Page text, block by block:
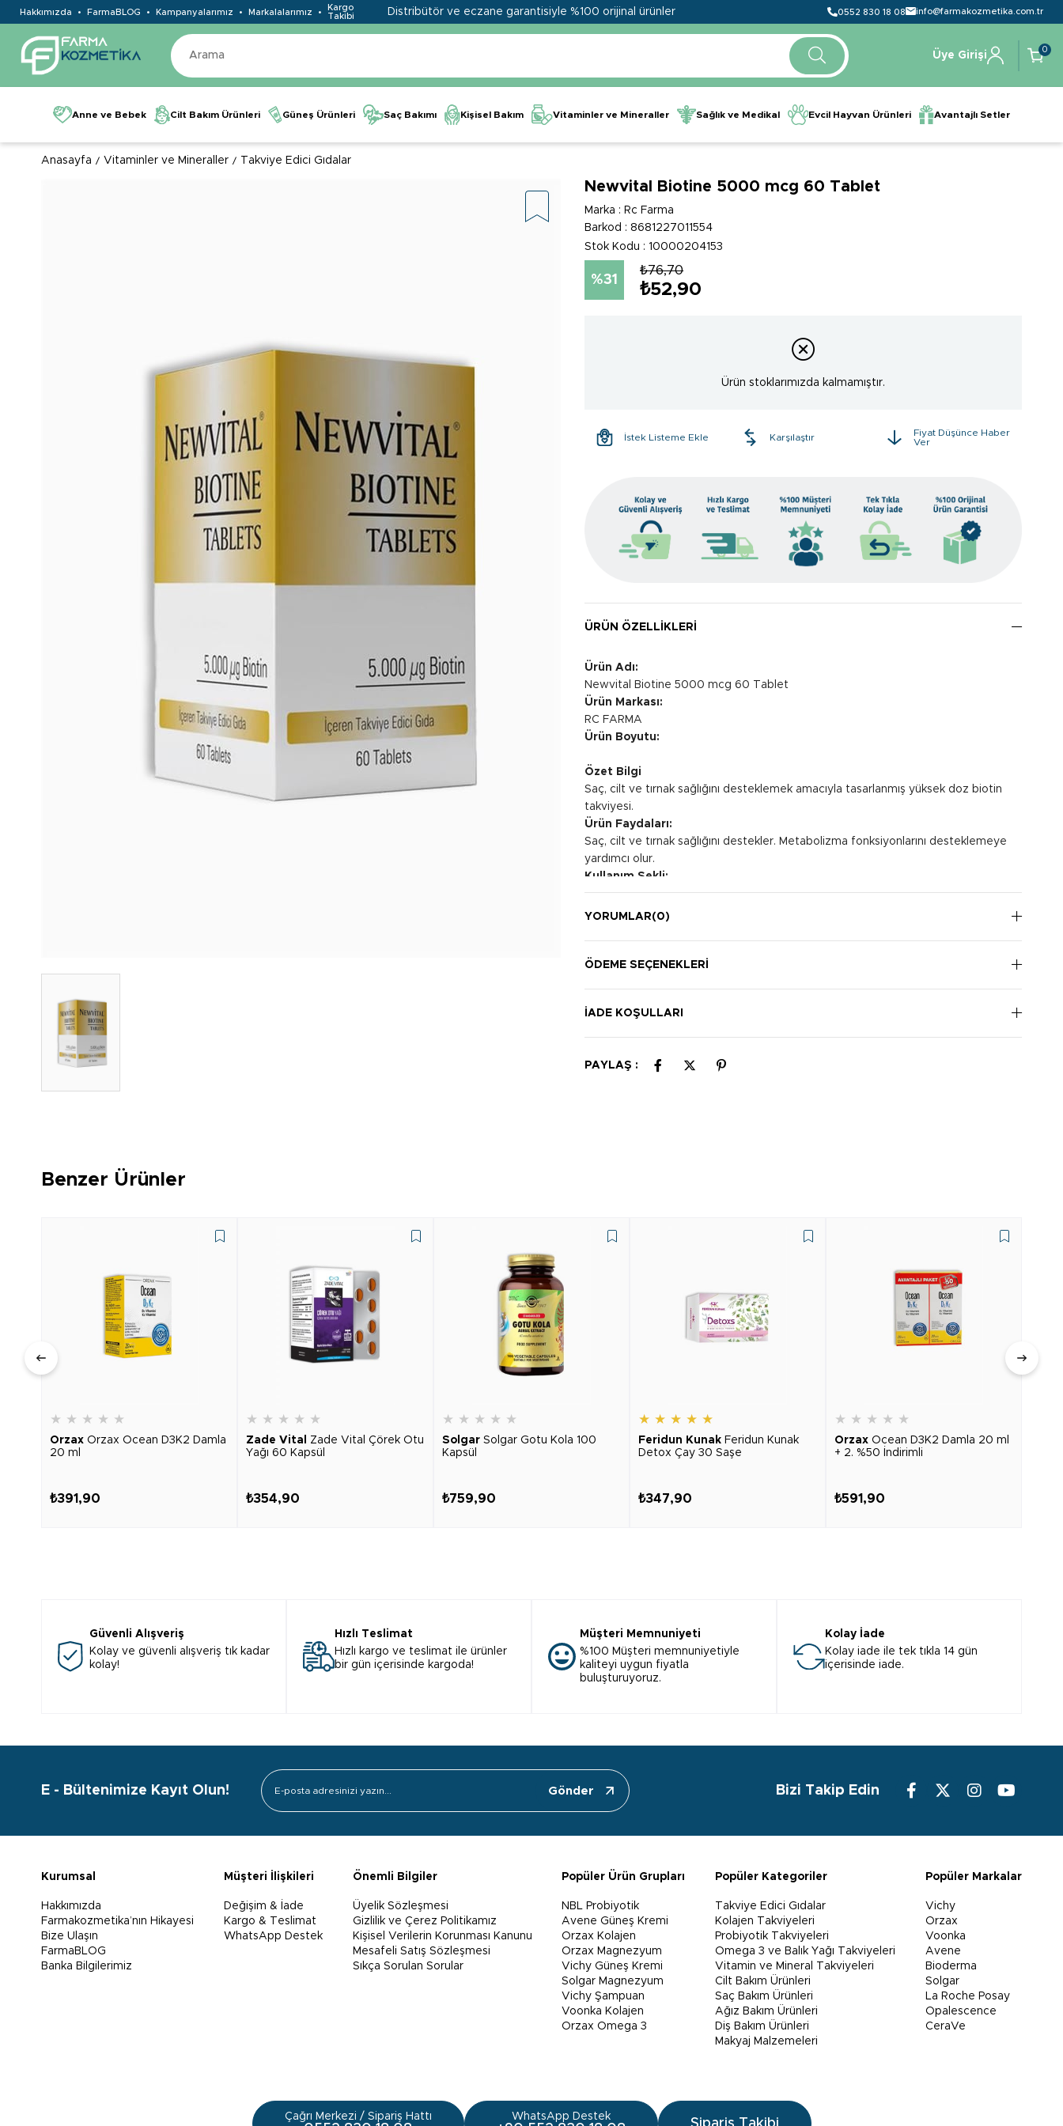
Hakkımızda FarmaBLOG Kampanyalarımız Markalalarımız
Kargo
Takibi
Distribütör ve eczane garantisiyle %100 orijinal ürünler 0552 830 18 08 info@farmakozmetika.com.tr
Üye Girişi
0
Anne ve Bebek Cilt Bakım Ürünleri Güneş Ürünleri Saç Bakımı Kişisel Bakım Vitaminler ve Mineraller Sağlık ve Medikal Evcil Hayvan Ürünleri Avantajlı Setler
Anasayfa Vitaminler ve Mineraller Takviye Edici Gıdalar
Newvital Biotine 5000 mcg 60 Tablet
Marka : Rc Farma
Barkod : 8681227011554
Stok Kodu
10000204153
31
₺76,70
₺52,90
Ürün stoklarımızda kalmamıştır.
İstek Listeme Ekle Karşılaştır
Fiyat Düşünce Haber
Ver
ÜRÜN ÖZELLIKLERI
Ürün Adı:
Newvital Biotine 5000 mcg 60 Tablet
Ürün Markası:
RC FARMA
Ürün Boyutu:
Özet Bilgi
Saç, cilt ve tırnak sağlığını desteklemek amacıyla tasarlanmış yüksek doz biotin
takviyesi.
Ürün Faydaları:
Saç, cilt ve tırnak sağlığını destekler. Metabolizma fonksiyonlarını desteklemeye
yardımcı olur.
Kullanım Şekli:
Günde bir tablet, tercihen yemekle birlikte alınması önerilir.
YORUMLAR(0)
ÖDEME SEÇENEKLERI
İADE KOŞULLARI
PAYLAŞ :
Benzer Ürünler
★ ★ ★ ★ ★
Orzax Orzax Ocean D3K2 Damla
20 ml
₺391,90
★ ★ ★ ★ ★
Zade Vital
Zade Vital Çörek Otu
Yağı 60 Kapsül
₺354,90
★ ★ ★ ★ ★
Solgar Solgar Gotu Kola 100
Kapsül
₺759,90
★ ★ ★ ★ ★
Feridun Kunak Feridun Kunak
Detox Çay 30 Saşe
₺347,90
★ ★ ★ ★ ★
Orzax Ocean D3K2 Damla 20 ml
+ 2. %50 İndirimli
₺591,90
Güvenli Alışveriş
Kolay ve güvenli alışveriş tık kadar
kolay!
Hızlı Teslimat
Hızlı kargo ve teslimat ile ürünler
bir gün içerisinde kargoda!
Müşteri Memnuniyeti
%100 Müşteri memnuniyetiyle
kaliteyi uygun fiyatla
buluşturuyoruz.
Kolay İade
Kolay iade ile tek tıkla 14 gün
içerisinde iade.
E - Bültenimize Kayıt Olun! Gönder Bizi Takip Edin
Kurumsal
Hakkımızda
Farmakozmetika’nın Hikayesi
Bize Ulaşın
FarmaBLOG
Banka Bilgilerimiz
Müşteri İlişkileri
Değişim & İade
Kargo & Teslimat
WhatsApp Destek
Önemli Bilgiler
Üyelik Sözleşmesi
Gizlilik ve Çerez Politikamız
Kişisel Verilerin Korunması Kanunu
Mesafeli Satış Sözleşmesi
Sıkça Sorulan Sorular
Popüler Ürün Grupları
NBL Probiyotik
Avene Güneş Kremi
Orzax Kolajen
Orzax Magnezyum
Vichy Güneş Kremi
Solgar Magnezyum
Vichy Şampuan
Voonka Kolajen
Orzax Omega 3
Popüler Kategoriler
Takviye Edici Gıdalar
Kolajen Takviyeleri
Probiyotik Takviyeleri
Omega 3 ve Balık Yağı Takviyeleri
Vitamin ve Mineral Takviyeleri
Cilt Bakım Ürünleri
Saç Bakım Ürünleri
Ağız Bakım Ürünleri
Diş Bakım Ürünleri
Makyaj Malzemeleri
Popüler Markalar
Vichy
Orzax
Voonka
Avene
Bioderma
Solgar
La Roche Posay
Opalescence
CeraVe
Çağrı Merkezi / Sipariş Hattı WhatsApp Destek